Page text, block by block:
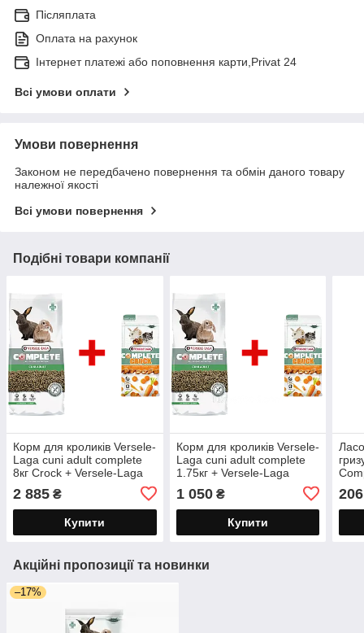
Післяплата
Оплата на рахунок
Інтернет платежі або поповнення карти,Privat 24
Всі умови оплати
Умови повернення
Законом не передбачено повернення та обмін даного товару
належної якості
Всі умови повернення
Подібні товари компанії
Корм для кроликів Versele-
Laga cuni adult complete
8кг Crock + Versele-Laga
Верселе лага куні адалт
04/27
2 885 ₴
Купити
Корм для кроликів Versele-
Laga cuni adult complete
1.75кг + Versele-Laga
кроликів Верселе лага куні
компліт
1 050₴
Купити
206
Акційні пропозиції та новинки
–17%